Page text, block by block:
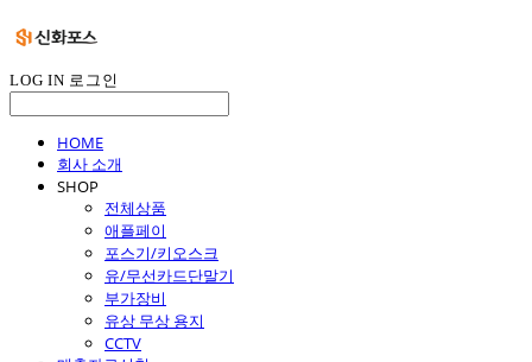
LOG IN 로그인
HOME
회사 소개
SHOP
전체상품
애플페이
포스기/키오스크
유/무선카드단말기
부가장비
유상 무상 용지
CCTV